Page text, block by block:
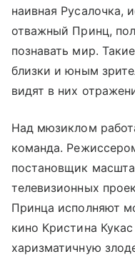
наивная Русалочка,
отважный Принц,
познавать мир.
близки и юным
видят в них
Над мюзиклом
команда.
постановщик
телевизионных
Принца исполняют
кино Кристина
харизматичную